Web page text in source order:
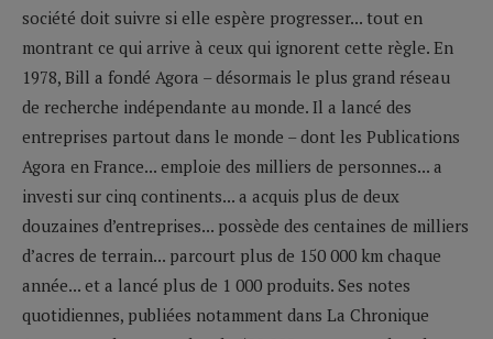
société doit suivre si elle espère progresser... tout en
montrant ce qui arrive à ceux qui ignorent cette règle. En
1978, Bill a fondé Agora – désormais le plus grand réseau
de recherche indépendante au monde. Il a lancé des
entreprises partout dans le monde – dont les Publications
Agora en France... emploie des milliers de personnes... a
investi sur cinq continents... a acquis plus de deux
douzaines d’entreprises... possède des centaines de milliers
d’acres de terrain... parcourt plus de 150 000 km chaque
année... et a lancé plus de 1 000 produits. Ses notes
quotidiennes, publiées notamment dans La Chronique